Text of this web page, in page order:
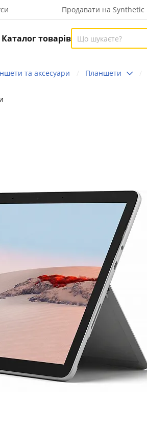
Продавати на Synthetic
Каталог товарів
та аксесуари Планшети